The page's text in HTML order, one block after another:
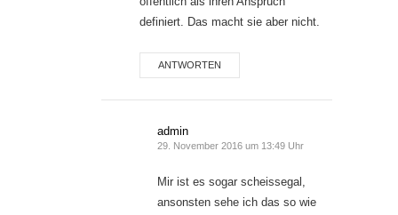
definiert. Das macht sie aber nicht.
ANTWORTEN
admin
29. November 2016 um 13:49 Uhr
Mir ist es sogar scheissegal,
ansonsten sehe ich das so wie